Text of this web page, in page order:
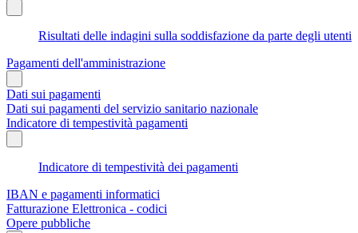
Risultati delle indagini sulla soddisfazione da parte degli utenti
Pagamenti dell'amministrazione
Dati sui pagamenti
Dati sui pagamenti del servizio sanitario nazionale
Indicatore di tempestività pagamenti
Indicatore di tempestività dei pagamenti
IBAN e pagamenti informatici
Fatturazione Elettronica - codici
Opere pubbliche